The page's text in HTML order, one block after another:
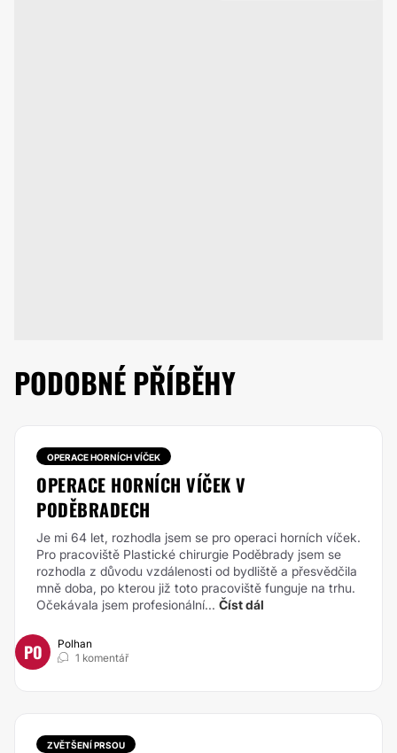
PODOBNÉ PŘÍBĚHY
OPERACE HORNÍCH VÍČEK
OPERACE HORNÍCH VÍČEK V
PODĚBRADECH
Je mi 64 let, rozhodla jsem se pro operaci horních víček.
Pro pracoviště Plastické chirurgie Poděbrady jsem se
rozhodla z důvodu vzdálenosti od bydliště a přesvědčila
mně doba, po kterou již toto pracoviště funguje na trhu.
Očekávala jsem profesionální... Číst dál
PO
Polhan
1 komentář
ZVĚTŠENÍ PRSOU